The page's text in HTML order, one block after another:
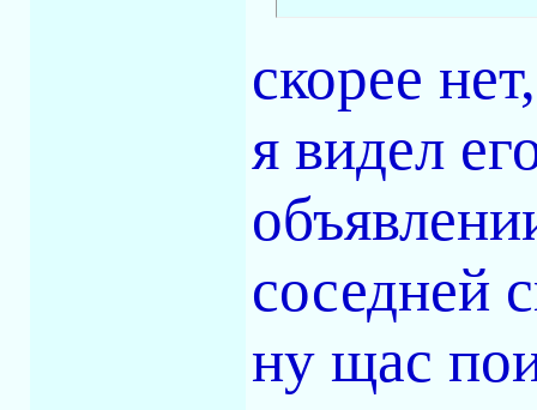
скорее
я видел
соседней
ну щас